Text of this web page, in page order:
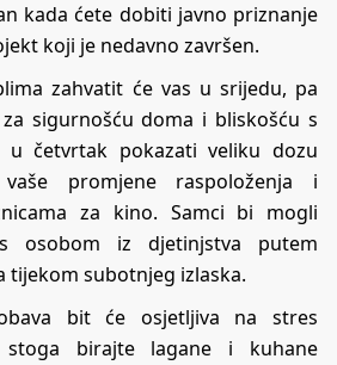
kada ćete dobiti javno priznanje
koji je nedavno završen.
zahvatit će vas u srijedu, pa
sigurnošću doma i bliskošću s
četvrtak pokazati veliku dozu
promjene raspoloženja i
za kino. Samci bi mogli
osobom iz djetinjstva putem
tijekom subotnjeg izlaska.
bit će osjetljiva na stres
stoga birajte lagane i kuhane